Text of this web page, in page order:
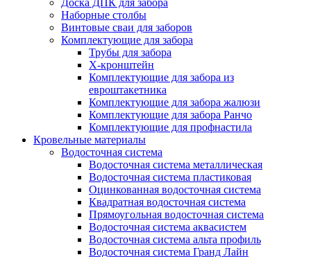
Доска ДПК для забора
Наборные столбы
Винтовые сваи для заборов
Комплектующие для забора
Трубы для забора
Х-кронштейн
Комплектующие для забора из
евроштакетника
Комплектующие для забора жалюзи
Комплектующие для забора Ранчо
Комплектующие для профнастила
Кровельные материалы
Водосточная система
Водосточная система металлическая
Водосточная система пластиковая
Оцинкованная водосточная система
Квадратная водосточная система
Прямоугольная водосточная система
Водосточная система аквасистем
Водосточная система альта профиль
Водосточная система Гранд Лайн